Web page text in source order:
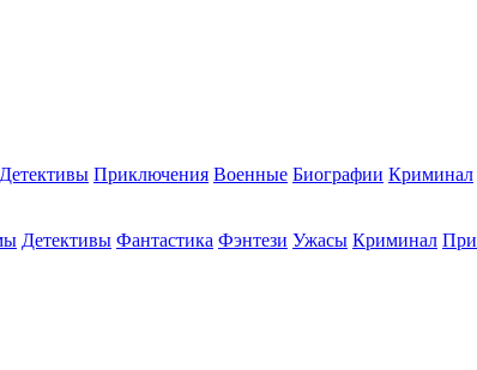
Детективы Приключения Военные Биографии Криминал
Детективы Фантастика Фэнтези Ужасы Криминал